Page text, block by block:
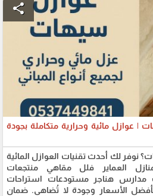
share
مائية وحرارية متكاملة بجودة
نوفر لك أحدث تقنيات العوازل المائية
العماير فلل مقاهي منتجعات
هناجر مستودعات استراحات
الأسعار وجودة لا تُضاهى. ضمان